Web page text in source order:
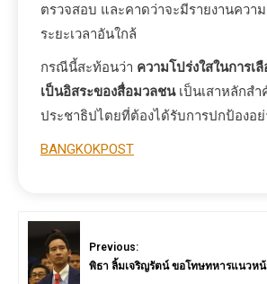
ตรวจสอบ และคาดว่าจะมีรายงานควา
ระยะเวลาอันใกล้
กรณีนี้สะท้อนว่า ความโปร่งใสในการเ
เป็นอิสระของสื่อมวลชนเป็นเสาหลักส
ประชาธิปไตยที่ต้องได้รับการปกป้องอย่
BANGKOKPOST
Previous:
พิธา ลิ้มเจริญรัตน์ ขอโทษทหารแนวห